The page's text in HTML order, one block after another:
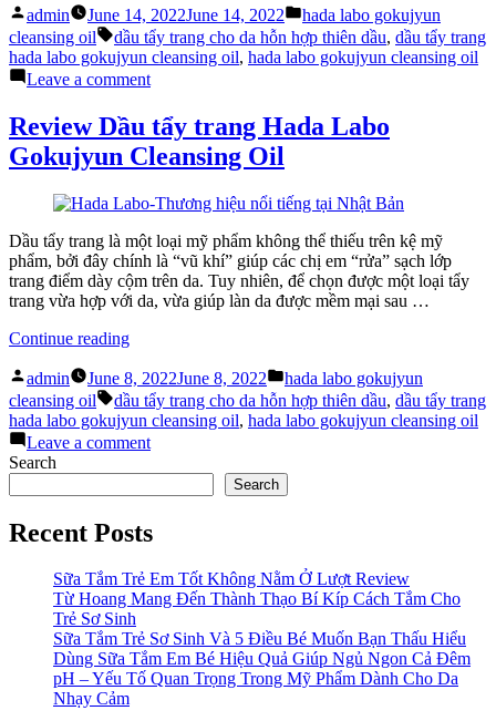
cùng
hada
labo
gokujyun
cleansing
Posted
by
admin June 14, 2022June 14, 2022
Posted
in
hada labo gokujyun
cleansing oil
Tags:
dầu tẩy trang cho da hỗn hợp thiên dầu, dầu tẩy trang
hada labo gokujyun cleansing oil, hada labo gokujyun cleansing oil
Leave a commenton
trang
cùng
hada
labo
gokujyun
cleansing
oil
Review Dầu tẩy trang Hada Labo
Gokujyun Cleansing Oil
Dầu tẩy trang là một loại mỹ phẩm không thể thiếu trên kệ mỹ
phẩm, bởi đây chính là “vũ khí” giúp các chị em “rửa” sạch lớp
trang điểm dày cộm trên da. Tuy nhiên, để chọn được một loại tẩy
trang vừa hợp với da, vừa giúp làn da được mềm mại sau …
Continue reading“Review
tẩy
trang
Hada
Labo
Gokujyun
Cleansing
Oil”
Posted
by
admin June 8, 2022June 8, 2022
Posted
in
hada labo gokujyun
cleansing oil
Tags:
dầu tẩy trang cho da hỗn hợp thiên dầu, dầu tẩy trang
hada labo gokujyun cleansing oil, hada labo gokujyun cleansing oil
Leave a commenton
Dầu
tẩy
Hada
Gokujyun
Cleansing
Search
Search
Recent Posts
Sữa Tắm Trẻ Em Tốt Không Nằm Ở Lượt Review
Từ Hoang Mang Đến Thành Thạo Bí Kíp Cách Tắm Cho
Trẻ Sơ Sinh
Sữa Tắm Trẻ Sơ Sinh Và 5 Điều Bé Muốn Bạn Thấu Hiểu
Dùng Sữa Tắm Em Bé Hiệu Quả Giúp Ngủ Ngon Cả Đêm
pH – Yếu Tố Quan Trọng Trong Mỹ Phẩm Dành Cho Da
Nhạy Cảm